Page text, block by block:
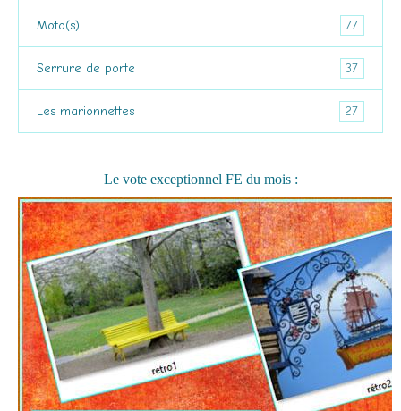
Moto(s) 77
Serrure de porte 37
Les marionnettes 27
Le vote exceptionnel FE du mois :